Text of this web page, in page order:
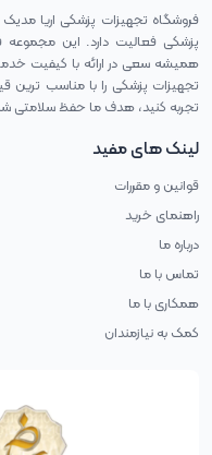
فروشگاه تجهیزات پزشکی اریا
همیشه سعی در ارائه با کیفیت
تجهیزات پزشکی را با مناسب ترین
تجربه کنید، هدف ما حفظ سلامتی
لینک های مفید
قوانین و مقررات
راهنمای خرید
درباره ما
تماس با ما
همکاری با ما
کمک به نیازمندان